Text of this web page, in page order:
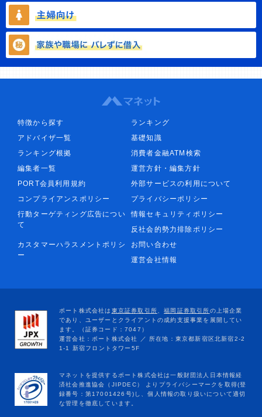
特徴から探す
ランキング
アドバイザ一覧
基礎知識
ランキング根拠
消費者金融ATM検索
編集者一覧
運営方針・編集方針
PORT会員利用規約
外部サービスの利用について
コンプライアンスポリシー
プライバシーポリシー
行動ターゲティング広告につい
て
情報セキュリティポリシー
反社会的勢力排除ポリシー
カスタマーハラスメントポリシ
ー
お問い合わせ
運営会社情報